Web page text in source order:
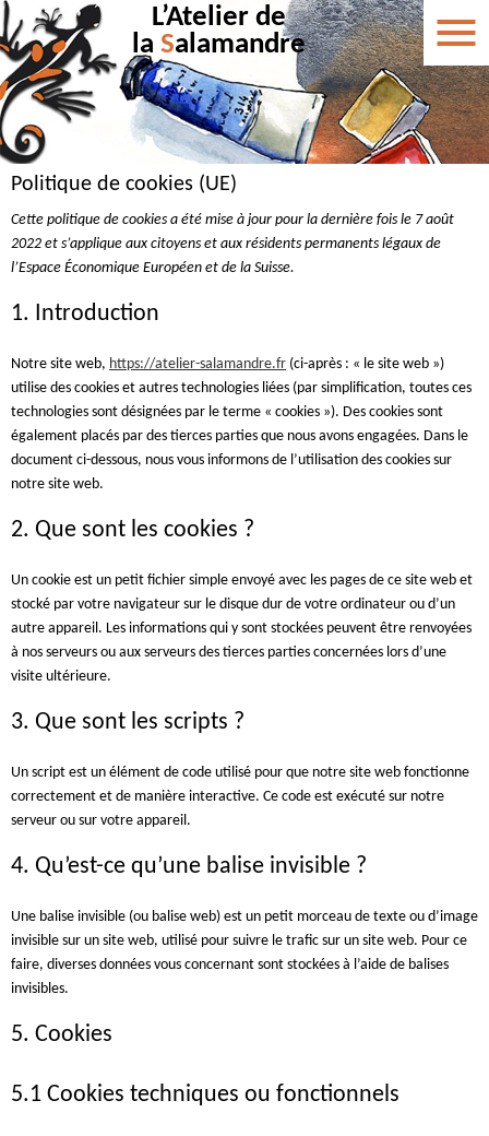
L’Atelier de
la Salamandre
Politique de cookies (UE)
Cette politique de cookies a été mise à jour pour la dernière fois le 7 août
2022 et s’applique aux citoyens et aux résidents permanents légaux de
l’Espace Économique Européen et de la Suisse.
1. Introduction
Notre site web, https://atelier-salamandre.fr (ci-après : « le site web »)
utilise des cookies et autres technologies liées (par simplification, toutes ces
technologies sont désignées par le terme « cookies »). Des cookies sont
également placés par des tierces parties que nous avons engagées. Dans le
document ci-dessous, nous vous informons de l’utilisation des cookies sur
notre site web.
2. Que sont les cookies ?
Un cookie est un petit fichier simple envoyé avec les pages de ce site web et
stocké par votre navigateur sur le disque dur de votre ordinateur ou d’un
autre appareil. Les informations qui y sont stockées peuvent être renvoyées
à nos serveurs ou aux serveurs des tierces parties concernées lors d’une
visite ultérieure.
3. Que sont les scripts ?
Un script est un élément de code utilisé pour que notre site web fonctionne
correctement et de manière interactive. Ce code est exécuté sur notre
serveur ou sur votre appareil.
4. Qu’est-ce qu’une balise invisible ?
Une balise invisible (ou balise web) est un petit morceau de texte ou d’image
invisible sur un site web, utilisé pour suivre le trafic sur un site web. Pour ce
faire, diverses données vous concernant sont stockées à l’aide de balises
invisibles.
5. Cookies
5.1 Cookies techniques ou fonctionnels